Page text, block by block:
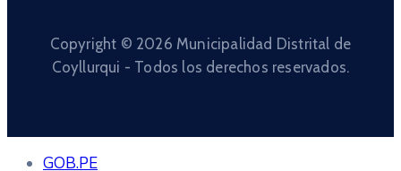
Copyright © 2026 Municipalidad Distrital de
Coyllurqui - Todos los derechos reservados.
GOB.PE